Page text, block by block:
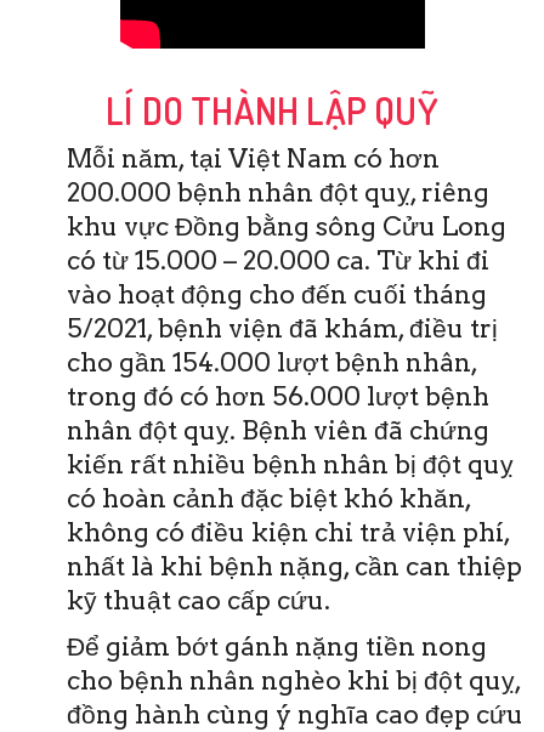
LÍ DO THÀNH LẬP QUỸ
Mỗi năm, tại Việt Nam có hơn
200.000 bệnh nhân đột quỵ, riêng
khu vực Đồng bằng sông Cửu Long
có từ 15.000 – 20.000 ca. Từ khi đi
vào hoạt động cho đến cuối tháng
5/2021, bệnh viện đã khám, điều trị
cho gần 154.000 lượt bệnh nhân,
trong đó có hơn 56.000 lượt bệnh
nhân đột quỵ. Bệnh viên đã chứng
kiến rất nhiều bệnh nhân bị đột quỵ
có hoàn cảnh đặc biệt khó khăn,
không có điều kiện chi trả viện phí,
nhất là khi bệnh nặng, cần can thiệp
kỹ thuật cao cấp cứu.
Để giảm bớt gánh nặng tiền nong
cho bệnh nhân nghèo khi bị đột quỵ,
đồng hành cùng ý nghĩa cao đẹp cứu